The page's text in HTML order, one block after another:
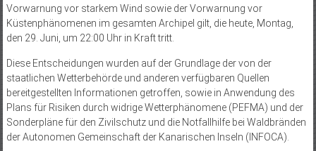
Vorwarnung vor starkem Wind sowie der Vorwarnung vor
Küstenphänomenen im gesamten Archipel gilt, die heute, Montag,
den 29. Juni, um 22:00 Uhr in Kraft tritt.
Diese Entscheidungen wurden auf der Grundlage der von der
staatlichen Wetterbehörde und anderen verfügbaren Quellen
bereitgestellten Informationen getroffen, sowie in Anwendung des
Plans für Risiken durch widrige Wetterphänomene (PEFMA) und der
Sonderpläne für den Zivilschutz und die Notfallhilfe bei Waldbränden
der Autonomen Gemeinschaft der Kanarischen Inseln (INFOCA).